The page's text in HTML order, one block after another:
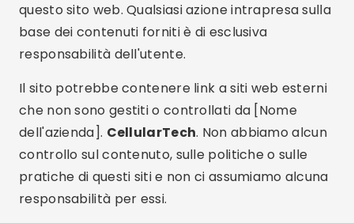
questo sito web. Qualsiasi azione intrapresa sulla
base dei contenuti forniti è di esclusiva
responsabilità dell'utente.
Il sito potrebbe contenere link a siti web esterni
che non sono gestiti o controllati da [Nome
dell'azienda]. CellularTech. Non abbiamo alcun
controllo sul contenuto, sulle politiche o sulle
pratiche di questi siti e non ci assumiamo alcuna
responsabilità per essi.